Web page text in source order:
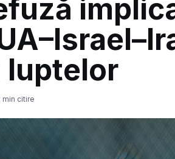
luptelor
min citire